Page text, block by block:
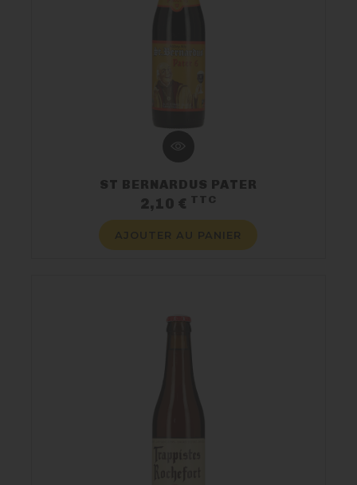
ST BERNARDUS PATER
2,10 € TTC
AJOUTER AU PANIER